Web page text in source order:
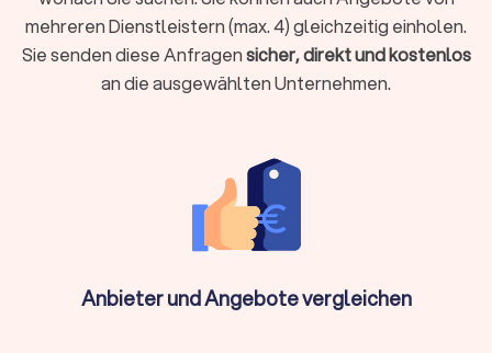
Dienstleistungen vollständig online an, von der
Belegübermittlung bis zur Videoberatung. Beide Modelle
haben Vorzüge:
Persönlicher Kontakt bei komplexen Beratungen
Kurzfristige persönliche Termine möglich
Aufbau einer persönlichen Vertrauensbeziehung
schätzen
mehreren Dienstleistern (max. 4) gleichzeitig einholen.
Sie senden diese Anfragensicher, direkt und kostenlos
an die ausgewählten Unternehmen.
Anbieter und Angebote vergleichen